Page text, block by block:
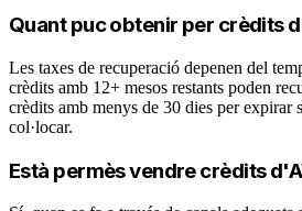
Quant puc obtenir per crèdits
Les taxes de recuperació depenen del
crèdits amb 12+ mesos restants poden
crèdits amb menys de 30 dies per expirar
col·locar.
Està permès vendre crèdits